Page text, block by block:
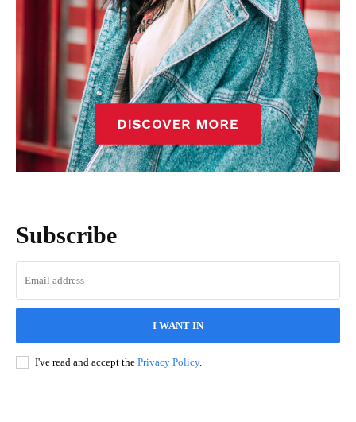
Subscribe
I WANT IN
I've read and accept the Privacy Policy.